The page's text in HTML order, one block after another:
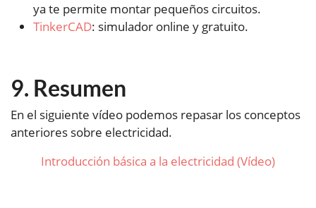
ya te permite montar pequeños circuitos.
TinkerCAD: simulador online y gratuito.
Resumen
En el siguiente vídeo podemos repasar los conceptos
anteriores sobre electricidad.
Introducción básica a la electricidad (Vídeo)